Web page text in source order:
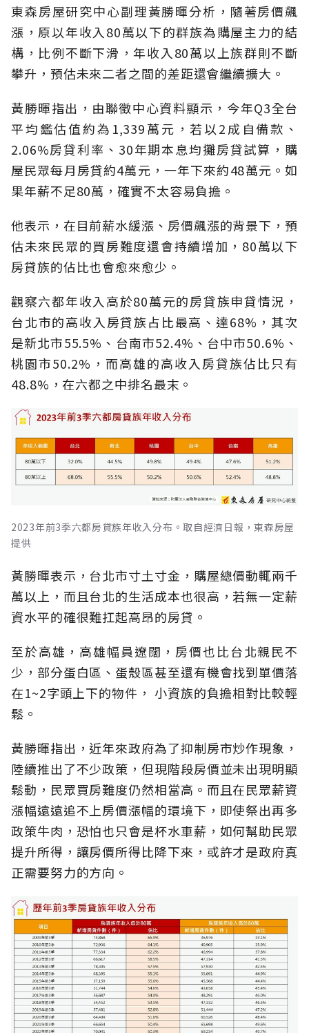
東森房屋研究中心副理黃勝暉分析，隨著房價飆
漲，原以年收入80萬以下的群族為購屋主力的結
構，比例不斷下滑，年收入80萬以上族群則不斷
攀升，預估未來二者之間的差距還會繼續擴大。
黃勝暉指出，由聯徵中心資料顯示，今年Q3全台
平均鑑估值約為1,339萬元，若以2成自備款、
2.06%房貸利率、30年期本息均攤房貸試算，購
屋民眾每月房貸約4萬元，一年下來約48萬元。如
果年薪不足80萬，確實不太容易負擔。
他表示，在目前薪水緩漲、房價飆漲的背景下，預
估未來民眾的買房難度還會持續增加，80萬以下
房貸族的佔比也會愈來愈少。
觀察六都年收入高於80萬元的房貸族申貸情況，
台北市的高收入房貸族占比最高、達68%，其次
是新北市55.5%、台南市52.4%、台中市50.6%、
桃園市50.2%，而高雄的高收入房貸族佔比只有
48.8%，在六都之中排名最末。
2023年前3季六都房貸族年收入分布。取自經濟日報，東森房屋
提供
黃勝暉表示，台北市寸土寸金，購屋總價動輒兩千
萬以上，而且台北的生活成本也很高，若無一定薪
資水平的確很難扛起高昂的房貸。
至於高雄，高雄幅員遼闊，房價也比台北親民不
少，部分蛋白區、蛋殼區甚至還有機會找到單價落
在1~2字頭上下的物件， 小資族的負擔相對比較輕
鬆。
黃勝暉指出，近年來政府為了抑制房市炒作現象，
陸續推出了不少政策，但現階段房價並未出現明顯
鬆動，民眾買房難度仍然相當高。而且在民眾薪資
漲幅遠遠追不上房價漲幅的環境下，即使祭出再多
政策牛肉，恐怕也只會是杯水車薪，如何幫助民眾
提升所得，讓房價所得比降下來，或許才是政府真
正需要努力的方向。